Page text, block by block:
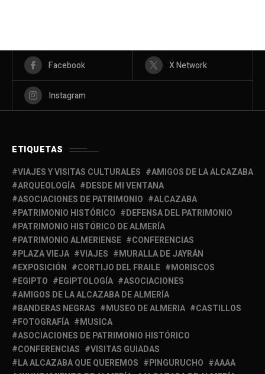
Facebook X Network
Instagram
ETIQUETAS
VIAJES Y VISITAS CULTURALES
AMIGOS DE LA ALCAZABA
ARQUEOLOGÍA
DESDE MI VENTANA
ASOCIACIONES DE PATRIMONIO
ALCAZABA
PATRIMONIO HISTÓRICO
DEFENSA DEL PATRIMONIO
PATRIMONIO HISTÓRICO DE ALMERÍA
PATRIMONIO ALMERIENSE
CONFERENCIAS
PLAZA VIEJA
VIAJES
MURALLA DE JAYRÁN
EXPOSICIÓN
CORTIJO DEL FRAILE
MORISCOS
EGIPTO
EGIPTOLOGÍA
ASOCIACIONES
AMIGOS DE LA ALCAZABA DE ALMERÍA
BANDERAS NEGRAS
MUSEO DE ALMERIA
CASTILLOS
FOTOGRAFÍA
MUSICA
ASOCIACIONES DE PATRIMONIO HISTÓRICO
CONFERENCIAS
VISITAS GUIADAS
LA ALCAZABA QUE QUEREMOS
PINGURUCHO
AAAA